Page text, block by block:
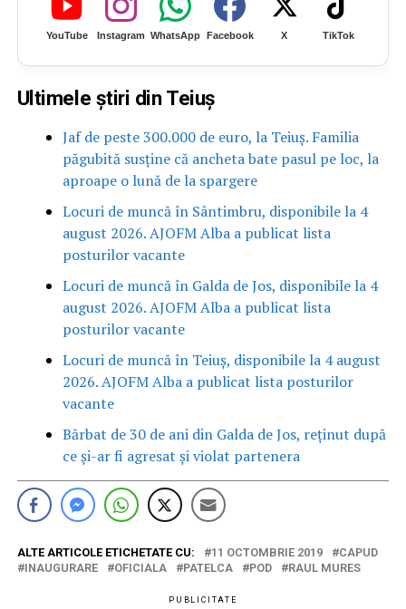
YouTube Instagram WhatsApp Facebook X TikTok
Ultimele știri din Teiuș
Jaf de peste 300.000 de euro, la Teiuș. Familia
păgubită susține că ancheta bate pasul pe loc, la
aproape o lună de la spargere
Locuri de muncă în Sântimbru, disponibile la 4
august 2026. AJOFM Alba a publicat lista
posturilor vacante
Locuri de muncă în Galda de Jos, disponibile la 4
august 2026. AJOFM Alba a publicat lista
posturilor vacante
Locuri de muncă în Teiuș, disponibile la 4 august
2026. AJOFM Alba a publicat lista posturilor
vacante
Bărbat de 30 de ani din Galda de Jos, reținut după
ce și-ar fi agresat și violat partenera
ALTE ARTICOLE ETICHETATE CU: 11 OCTOMBRIE 2019
CAPUD
INAUGURARE
OFICIALA PATELCA POD RAUL MURES
PUBLICITATE